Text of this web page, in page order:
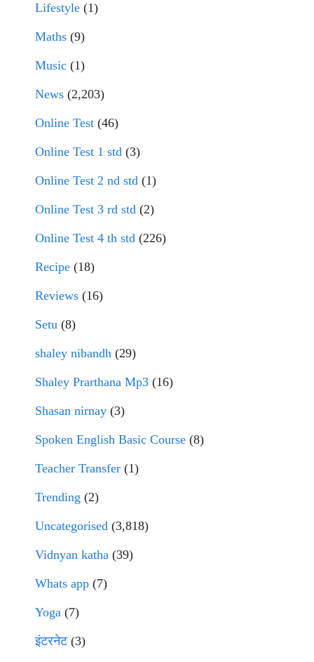
Lifestyle (1)
Maths (9)
Music (1)
News (2,203)
Online Test (46)
Online Test 1 std (3)
Online Test 2 nd std (1)
Online Test 3 rd std (2)
Online Test 4 th std (226)
Recipe (18)
Reviews (16)
Setu (8)
shaley nibandh (29)
Shaley Prarthana Mp3 (16)
Shasan nirnay (3)
Spoken English Basic Course (8)
Teacher Transfer (1)
Trending (2)
Uncategorised (3,818)
Vidnyan katha (39)
Whats app (7)
Yoga (7)
इंटरनेट(3)